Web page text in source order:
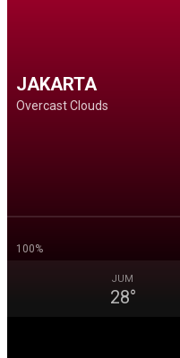
JAKARTA
Overcast Clouds
100%
JUM
28°